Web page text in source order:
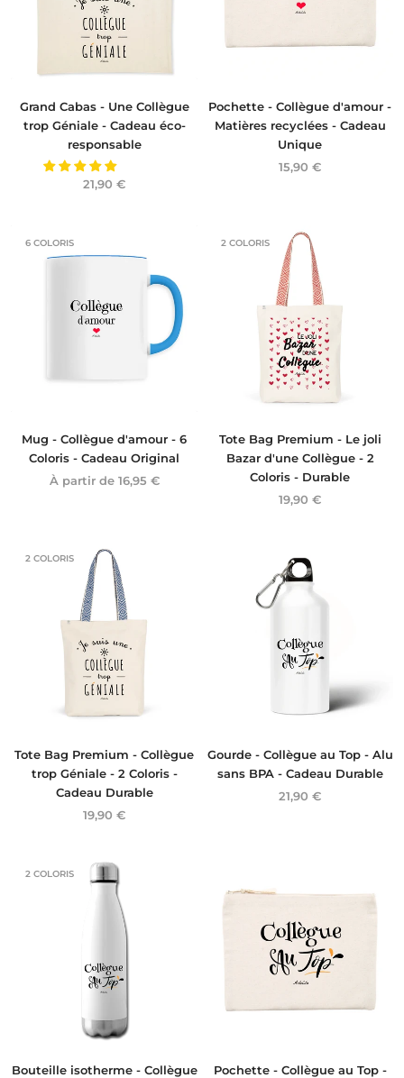
Grand Cabas - Une Collègue
trop Géniale - Cadeau éco-
responsable
21,90 €
Pochette - Collègue d'amour -
Matières recyclées - Cadeau
Unique
15,90 €
6 COLORIS
Mug - Collègue d'amour - 6
Coloris - Cadeau Original
À partir de 16,95 €
2 COLORIS
Tote Bag Premium - Le joli
Bazar d'une Collègue - 2
Coloris - Durable
19,90 €
2 COLORIS
Tote Bag Premium - Collègue
trop Géniale - 2 Coloris -
Cadeau Durable
19,90 €
Gourde - Collègue au Top - Alu
sans BPA - Cadeau Durable
21,90 €
2 COLORIS
Bouteille isotherme - Collègue
Pochette - Collègue au Top -